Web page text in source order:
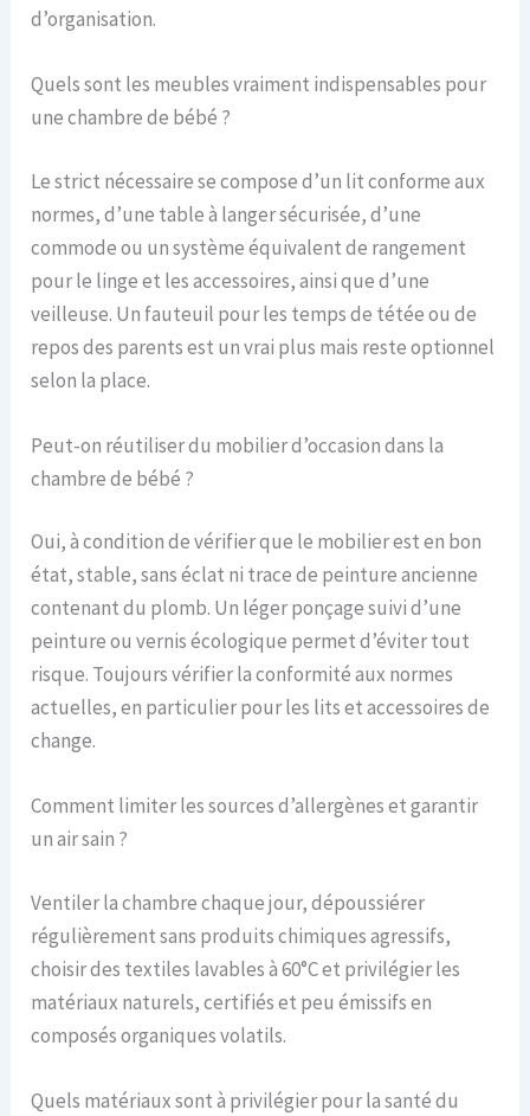
d’organisation.
Quels sont les meubles vraiment indispensables pour
une chambre de bébé ?
Le strict nécessaire se compose d’un lit conforme aux
normes, d’une table à langer sécurisée, d’une
commode ou un système équivalent de rangement
pour le linge et les accessoires, ainsi que d’une
veilleuse. Un fauteuil pour les temps de tétée ou de
repos des parents est un vrai plus mais reste optionnel
selon la place.
Peut-on réutiliser du mobilier d’occasion dans la
chambre de bébé ?
Oui, à condition de vérifier que le mobilier est en bon
état, stable, sans éclat ni trace de peinture ancienne
contenant du plomb. Un léger ponçage suivi d’une
peinture ou vernis écologique permet d’éviter tout
risque. Toujours vérifier la conformité aux normes
actuelles, en particulier pour les lits et accessoires de
change.
Comment limiter les sources d’allergènes et garantir
un air sain ?
Ventiler la chambre chaque jour, dépoussiérer
régulièrement sans produits chimiques agressifs,
choisir des textiles lavables à 60°C et privilégier les
matériaux naturels, certifiés et peu émissifs en
composés organiques volatils.
Quels matériaux sont à privilégier pour la santé du